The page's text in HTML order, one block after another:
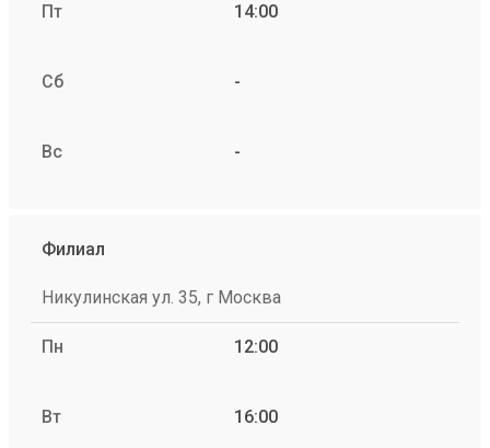
Пт 14:00
Сб -
Вс -
Филиал
Никулинская ул. 35, г Москва
Пн 12:00
Вт 16:00